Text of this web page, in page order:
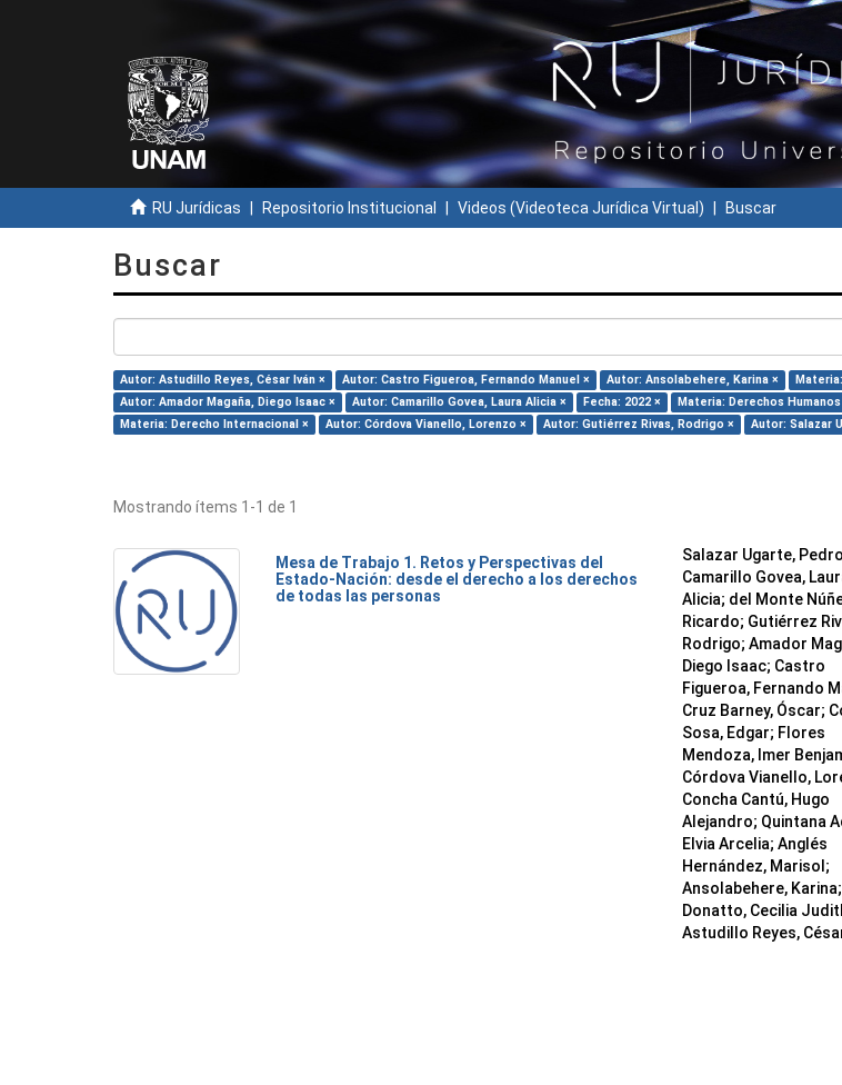
RU Jurídicas Repositorio Institucional Videos (Videoteca Jurídica Virtual) Buscar
Buscar
Autor: Astudillo Reyes, César Iván × Autor: Castro Figueroa, Fernando Manuel × Autor: Ansolabehere, Karina ×
Autor: Amador Magaña, Diego Isaac ×
Autor: Camarillo Govea, Laura Alicia × Fecha: 2022 ×
Materia: Derechos Humanos
Materia: Derecho Internacional ×
Autor: Córdova Vianello, Lorenzo × Autor: Gutiérrez Rivas, Rodrigo × Autor: Salazar
Mostrando ítems 1-1 de 1
Mesa de Trabajo 1. Retos y Perspectivas del
Estado-Nación: desde el derecho a los derechos
de todas las personas
Salazar Ugarte, Pedro
Camarillo Govea,
Alicia; del Monte
Ricardo; Gutiérrez
Rodrigo; Amador
Diego Isaac; Castro
Figueroa, Fernando
Cruz Barney, Óscar;
Sosa, Edgar; Flores
Mendoza, Imer
Córdova Vianello,
Concha Cantú, Hugo
Alejandro; Quintana
Elvia Arcelia; Anglés
Hernández, Marisol ;
Ansolabehere, Karina;
Donatto, Cecilia
Astudillo Reyes,